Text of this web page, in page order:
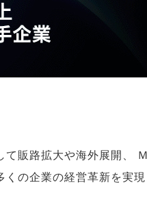
て販路拡大や海外展開、
くの企業の経営革新を実現